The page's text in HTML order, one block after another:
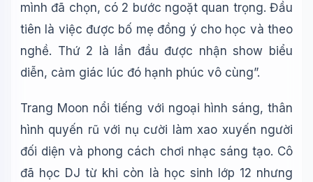
mình đã chọn, có 2 bước ngoặt quan trọng. Đầu
tiên là việc được bố mẹ đồng ý cho học và theo
nghề. Thứ 2 là lần đầu được nhận show biểu
diễn, cảm giác lúc đó hạnh phúc vô cùng”.
Trang Moon nổi tiếng với ngoại hình sáng, thân
hình quyến rũ với nụ cười làm xao xuyến người
đối diện và phong cách chơi nhạc sáng tạo. Cô
đã học DJ từ khi còn là học sinh lớp 12 nhưng